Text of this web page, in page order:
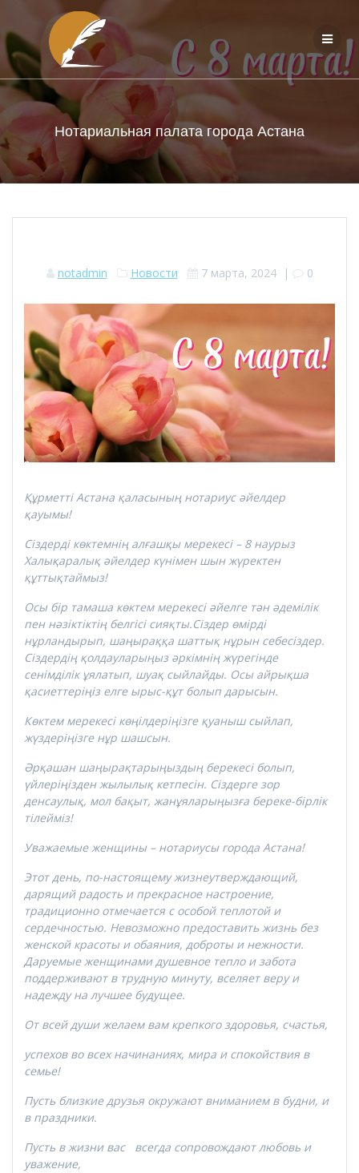
контенту
Нотариальная палата города Астана
notadmin Новости 7 марта, 2024| 0
Құрметті Астана қаласының нотариус әйелдер
қауымы!
Сіздерді көктемнің алғашқы мерекесі – 8 наурыз
Халықаралық әйелдер күнімен шын жүректен
құттықтаймыз!
Осы бір тамаша көктем мерекесі әйелге тән әдемілік
пен нәзіктіктің белгісі сияқты.Сіздер өмірді
нұрландырып, шаңыраққа шаттық нұрын себесіздер.
Сіздердің қолдауларыңыз әркімнің жүрегінде
сенімділік ұялатып, шуақ сыйлайды. Осы айрықша
қасиеттеріңіз елге ырыс-құт болып дарысын.
Көктем мерекесі көңілдеріңізге қуаныш сыйлап,
жүздеріңізге нұр шашсын.
Әрқашан шаңырақтарыңыздың берекесі болып,
үйлеріңізден жылылық кетпесін. Сіздерге зор
денсаулық, мол бақыт, жанұяларыңызға береке-бірлік
тілейміз!
Уважаемые женщины – нотариусы города Астана!
Этот день, по-настоящему жизнеутверждающий,
дарящий радость и прекрасное настроение,
традиционно отмечается с особой теплотой и
сердечностью. Невозможно предоставить жизнь без
женской красоты и обаяния, доброты и нежности.
Даруемые женщинами душевное тепло и забота
поддерживают в трудную минуту, вселяет веру и
надежду на лучшее будущее.
От всей души желаем вам крепкого здоровья, счастья,
успехов во всех начинаниях, мира и спокойствия в
семье!
Пусть близкие друзья окружают вниманием в будни, и
в праздники.
Пусть в жизни вас всегда сопровождают любовь и
уважение,